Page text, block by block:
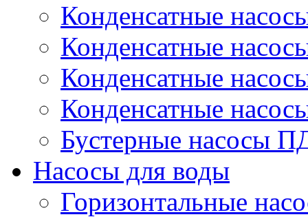
Конденсатные
Конденсатные
Конденсатные
Конденсатные
Бустерные насосы
Насосы для воды
Горизонтальные